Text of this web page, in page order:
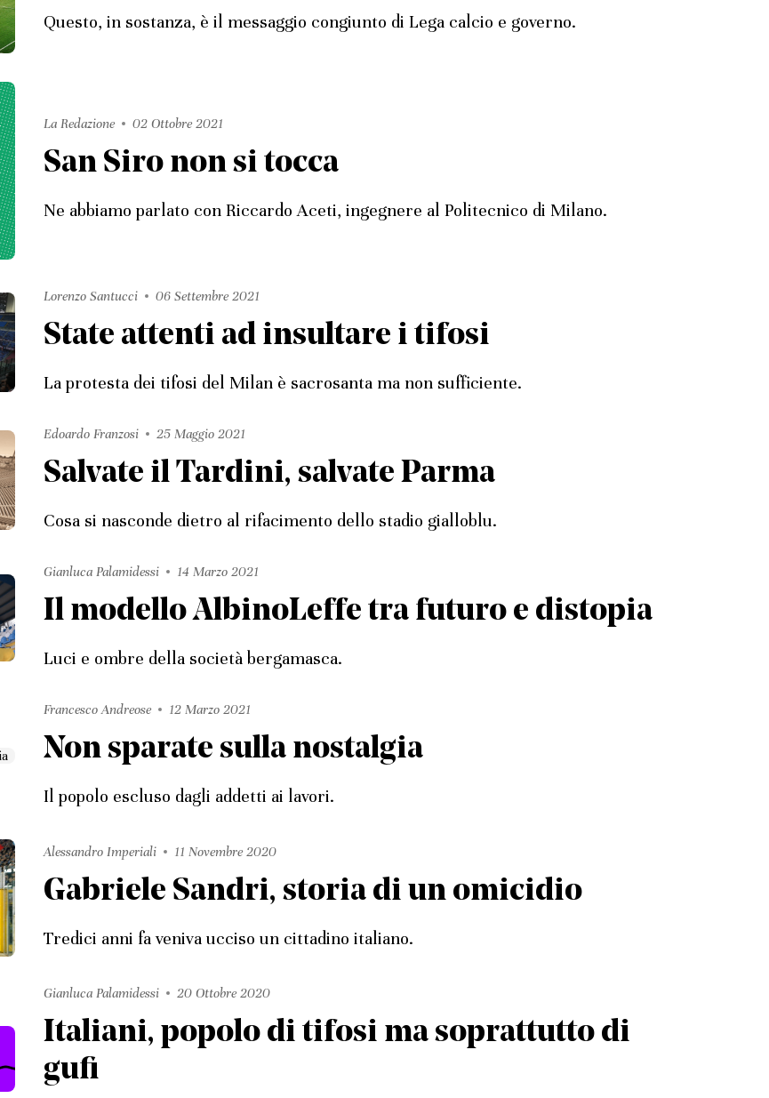
Questo, in sostanza, è il messaggio congiunto di Lega calcio e governo.
La Redazione 02 Ottobre 2021
San Siro non si tocca
Ne abbiamo parlato con Riccardo Aceti, ingegnere al Politecnico di Milano.
Lorenzo Santucci 06 Settembre 2021
State attenti ad insultare i tifosi
La protesta dei tifosi del Milan è sacrosanta ma non sufficiente.
Edoardo Franzosi 25 Maggio 2021
Salvate il Tardini, salvate Parma
Cosa si nasconde dietro al rifacimento dello stadio gialloblu.
Gianluca Palamidessi 14 Marzo 2021
Il modello AlbinoLeffe tra futuro e distopia
Luci e ombre della società bergamasca.
Francesco Andreose 12 Marzo 2021
Non sparate sulla nostalgia
Il popolo escluso dagli addetti ai lavori.
Alessandro Imperiali 11 Novembre 2020
Gabriele Sandri, storia di un omicidio
Tredici anni fa veniva ucciso un cittadino italiano.
Gianluca Palamidessi 20 Ottobre 2020
Italiani, popolo di tifosi ma soprattutto di
gufi